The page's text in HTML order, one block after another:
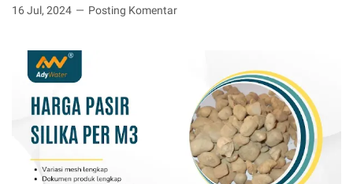
16 Jul, 2024 Posting Komentar